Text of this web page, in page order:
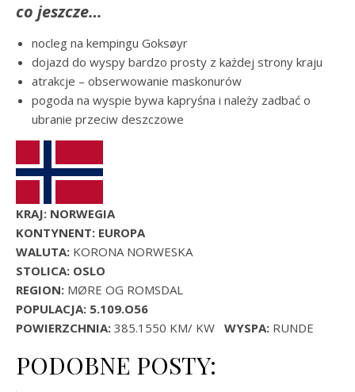
co jeszcze…
nocleg na kempingu Goksøyr
dojazd do wyspy bardzo prosty z każdej strony kraju
atrakcje – obserwowanie maskonurów
pogoda na wyspie bywa kapryśna i należy zadbać o
ubranie przeciw deszczowe
KRAJ: NORWEGIA
KONTYNENT: EUROPA
WALUTA: KORONA NORWESKA
STOLICA: OSLO
REGION: MØRE OG ROMSDAL
POPULACJA: 5.109.O56
POWIERZCHNIA: 385.1550 KM/ KW WYSPA: RUNDE
PODOBNE POSTY: